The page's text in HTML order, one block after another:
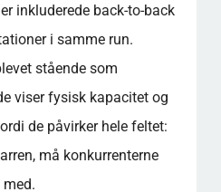
inkluderede back-to-back
i samme run.
stående som
viser fysisk kapacitet og
de påvirker hele feltet:
må konkurrenterne